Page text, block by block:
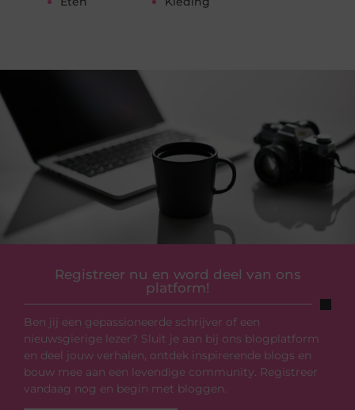
Registreer nu en word deel van ons
platform!
Ben jij een gepassioneerde schrijver of een
nieuwsgierige lezer? Sluit je aan bij ons blogplatform
en deel jouw verhalen, ontdek inspirerende blogs en
bouw mee aan een levendige community. Registreer
vandaag nog en begin met bloggen.